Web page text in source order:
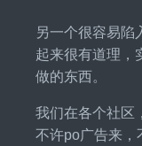
另一个很容易陷
起来很有道理，
做的东西。
我们在各个社区
不许po广告来